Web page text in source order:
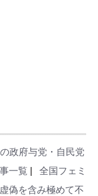
政府与党・自民党
一覧
全国フェミ
偽を含み極めて不